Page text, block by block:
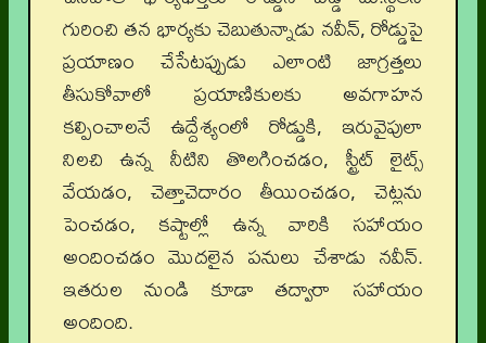
గురించి తన భార్యకు చెబుతున్నాడు నవీన్, రోడ్డుపై
ప్రయాణం చేసేటప్పుడు ఎలాంటి జాగ్రత్తలు
తీసుకోవాలో ప్రయాణికులకు అవగాహన
కల్పించాలనే ఉద్దేశ్యంలో రోడ్డుకి, ఇరువైపులా
నిలచి ఉన్న నీటిని తొలగించడం, స్ట్రీట్ లైట్స్
వేయడం, చెత్తాచెదారం తీయించడం, చెట్లను
పెంచడం, కష్టాల్లో ఉన్న వారికి సహాయం
అందించడం మొదలైన పనులు చేశాడు నవీన్.
ఇతరుల నుండి కూడా తద్వారా సహాయం
అందింది.